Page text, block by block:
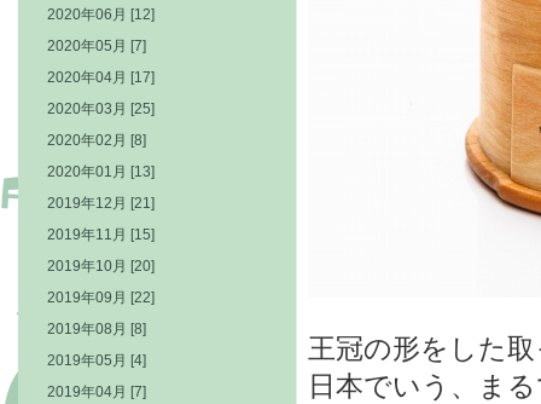
王冠の形をした
日本でいう、ま
2020年06月 [12]
2020年05月 [7]
2020年04月 [17]
2020年03月 [25]
2020年02月 [8]
2020年01月 [13]
2019年12月 [21]
2019年11月 [15]
2019年10月 [20]
2019年09月 [22]
2019年08月 [8]
2019年05月 [4]
2019年04月 [7]